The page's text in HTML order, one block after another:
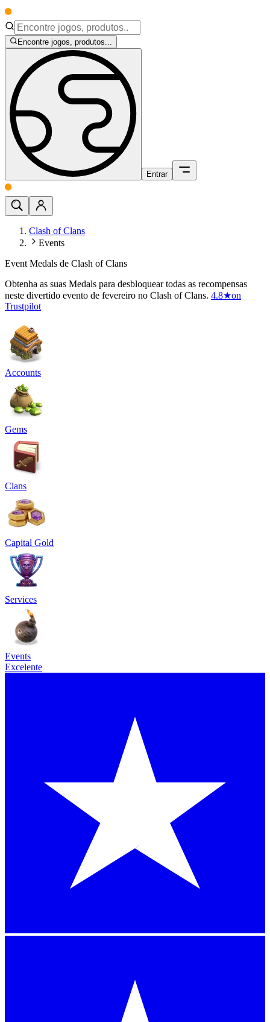
Encontre jogos, produtos...
Entrar
Clash of Clans
Events
Event Medals de Clash of Clans
Obtenha as suas Medals para desbloquear todas as recompensas
neste divertido evento de fevereiro no Clash of Clans. 4.8★on
Trustpilot
Accounts
Gems
Clans
Capital Gold
Services
Events
Excelente